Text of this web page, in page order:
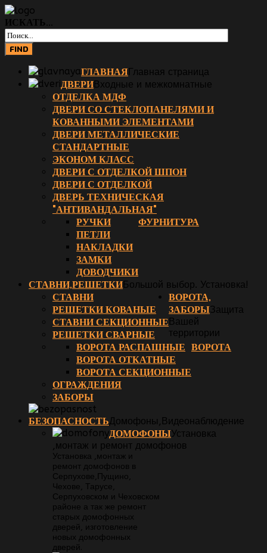
ИСКАТЬ...
ГЛАВНАЯГлавная страница
ДВЕРИВходные и межкомнатные
ОТДЕЛКА МДФ
ДВЕРИ СО СТЕКЛОПАНЕЛЯМИ И
КОВАННЫМИ ЭЛЕМЕНТАМИ
ДВЕРИ МЕТАЛЛИЧЕСКИЕ
СТАНДАРТНЫЕ
ЭКОНОМ КЛАСС
ДВЕРИ С ОТДЕЛКОЙ ШПОН
ДВЕРИ С ОТДЕЛКОЙ
ДВЕРЬ ТЕХНИЧЕСКАЯ
"АНТИВАНДАЛЬНАЯ"
ФУРНИТУРА
РУЧКИ
ПЕТЛИ
НАКЛАДКИ
ЗАМКИ
ДОВОДЧИКИ
СТАВНИ,РЕШЕТКИБольшой выбор. Установка!
СТАВНИ
РЕШЕТКИ КОВАНЫЕ
СТАВНИ СЕКЦИОННЫЕ
РЕШЕТКИ СВАРНЫЕ
ВОРОТА,
ЗАБОРЫЗащита
Вашей
территории
ВОРОТА
ВОРОТА РАСПАШНЫЕ
ВОРОТА ОТКАТНЫЕ
ВОРОТА СЕКЦИОННЫЕ
ОГРАЖДЕНИЯ
ЗАБОРЫ
БЕЗОПАСНОСТЬДомофоны,Видеонаблюдение
ДОМОФОНЫУстановка
,монтаж и ремонт домофонов
Установка ,монтаж и
ремонт домофонов в
Серпухове,Пущино,
Чехове, Тарусе,
Серпуховском и Чеховском
районе а так же ремонт
старых домофонных
дверей, изготовление
новых домофонных
дверей.